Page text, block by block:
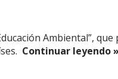
Ambiental”,
Continuar leyendo »